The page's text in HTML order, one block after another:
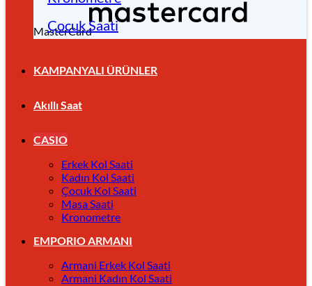
MasterCard
Çocuk Saati
KAMPANYALI ÜRÜNLER
Akıllı Saat
CASIO
Erkek Kol Saati
Kadın Kol Saati
Çocuk Kol Saati
Masa Saati
Kronometre
EMPORIO ARMANI
Armani Erkek Kol Saati
Armani Kadın Kol Saati